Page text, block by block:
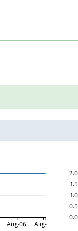
Aug-06 Aug-07
0.0
0.5
1.0
1.5
2.0